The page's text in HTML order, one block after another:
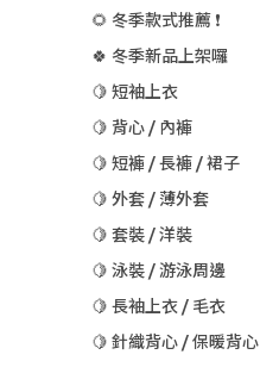
🌻 冬季款式推薦 ❗
🍀 冬季新品上架囉
🍋 短袖上衣
🍋 背心 / 內褲
🍋 短褲 / 長褲 / 裙子
🍋 外套 / 薄外套
🍋 套裝 / 洋裝
🍋 泳裝 / 游泳周邊
🍋 長袖上衣 / 毛衣
🍋 針織背心 / 保暖背心